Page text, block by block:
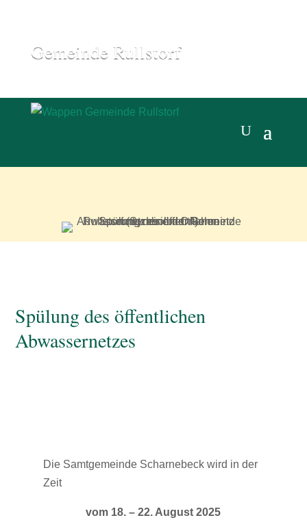
Gemeinde Rullstorf
Spülung des öffentlichen
Abwassernetzes
Die Samtgemeinde Scharnebeck wird in der
Zeit
vom 18. – 22. August 2025